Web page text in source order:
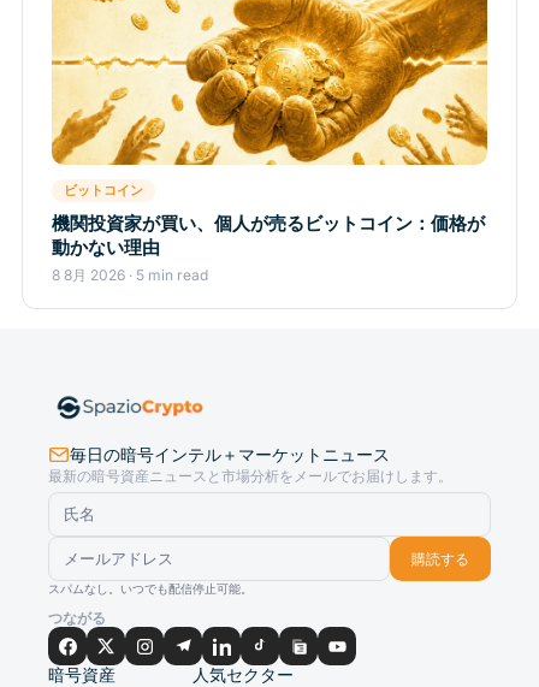
ビットコイン
機関投資家が買い、個人が売るビットコイン：価格が
動かない理由
8 8月 2026 · 5 min read
毎日の暗号インテル＋マーケットニュース
最新の暗号資産ニュースと市場分析をメールでお届けします。
購読する
スパムなし。いつでも配信停止可能。
つながる
暗号資産 人気セクター